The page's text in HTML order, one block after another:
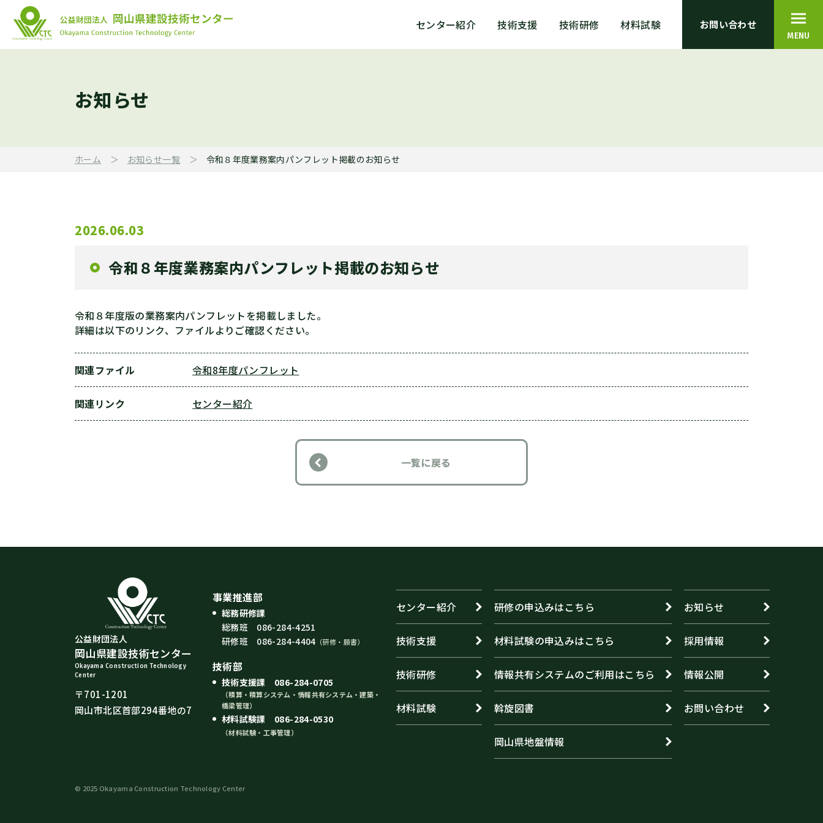
センター紹介 技術支援 技術研修 材料試験 お問い合わせ
MENU
お知らせ
ホーム お知らせ一覧 令和８年度業務案内パンフレット掲載のお知らせ
2026.06.03
令和８年度業務案内パンフレット掲載のお知らせ
令和８年度版の業務案内パンフレットを掲載しました。
詳細は以下のリンク、ファイルよりご確認ください。
関連ファイル 令和8年度パンフレット
関連リンク センター紹介
一覧に戻る
公益財団法人
岡山県建設技術センター
Okayama Construction Technology
Center
〒701-1201
岡山市北区首部294番地の7
事業推進部
総務研修課
総務班 086-284-4251
研修班 086-284-4404 （研修・願書）
技術部
技術支援課 086-284-0705
（積算・積算システム・情報共有システム・建築・
橋梁管理）
材料試験課 086-284-0530
（材料試験・工事管理）
センター紹介
技術支援
技術研修
材料試験
研修の申込みはこちら
材料試験の申込みはこちら
情報共有システムのご利用はこちら
斡旋図書
岡山県地盤情報
お知らせ
採用情報
情報公開
お問い合わせ
© 2025 Okayama Construction Technology Center